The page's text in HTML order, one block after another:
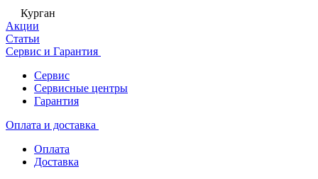
Курган
Акции
Статьи
Сервис и Гарантия
Сервис
Сервисные центры
Гарантия
Оплата и доставка
Оплата
Доставка